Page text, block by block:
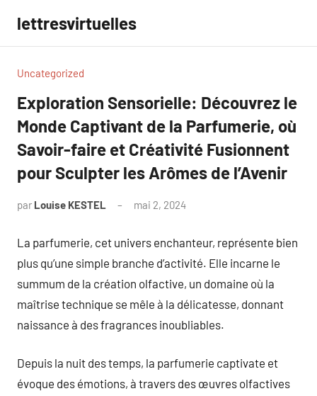
contenu
lettresvirtuelles
Uncategorized
Exploration Sensorielle: Découvrez le
Monde Captivant de la Parfumerie, où
Savoir-faire et Créativité Fusionnent
pour Sculpter les Arômes de l’Avenir
par Louise KESTEL mai 2, 2024
La parfumerie, cet univers enchanteur, représente bien
plus qu’une simple branche d’activité. Elle incarne le
summum de la création olfactive, un domaine où la
maîtrise technique se mêle à la délicatesse, donnant
naissance à des fragrances inoubliables.
Depuis la nuit des temps, la parfumerie captivate et
évoque des émotions, à travers des œuvres olfactives